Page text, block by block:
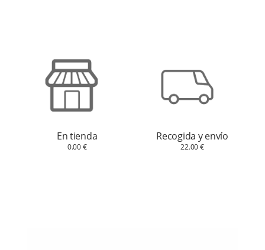
En tienda
0.00 €
Recogida y envío
22.00 €